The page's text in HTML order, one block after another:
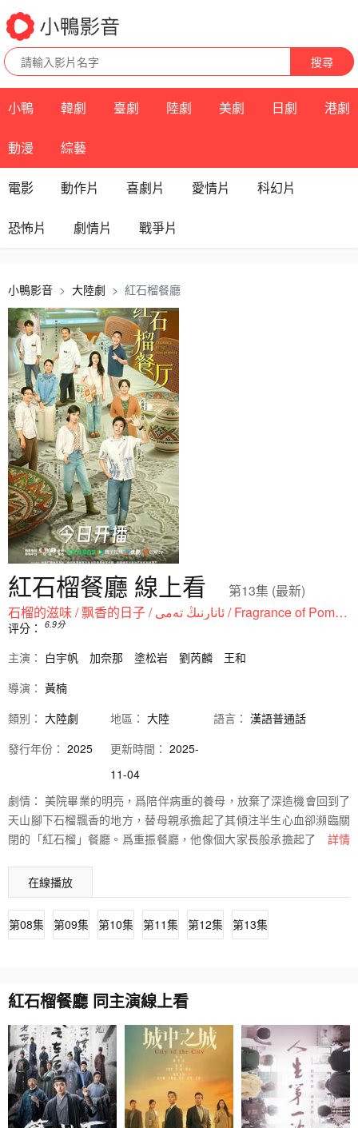
搜尋
小鴨 韓劇 臺劇 陸劇 美劇 日劇 港劇
動漫 綜藝
電影 動作片 喜劇片 愛情片 科幻片
恐怖片 劇情片 戰爭片
小鴨影音 大陸劇 紅石榴餐廳
紅石榴餐廳 線上看
第13集 (最新)
石榴的滋味 / 飘香的日子 / ئانارنىڭ تەمى / Fragrance of Pomegranates
评分： 6.9分
主演： 白宇帆 加奈那 塗松岩 劉芮麟
王和
導演： 黃楠
類別： 大陸劇 地區： 大陸 語言： 漢語普通話
發行年份： 2025 更新時間： 2025-
11-04
劇情： 美院畢業的明亮，爲陪伴病重的養母，放棄了深造機會回到了
天山腳下石榴飄香的地方，替母親承擔起了其傾注半生心血卻瀕臨關
閉的「紅石榴」餐廳。爲重振餐廳，他像個大家長般承擔起了所有的
系列事業、生活的問題，還借美食家安東之手，將「紅石榴」打造成
了品質餐廳。在此過程中，明亮不但實現了自我成長、感受著家人般
的溫暖，也從具體的生活中，感悟到了藝術創作的真諦，爲未來藝術
發展道路積蓄著力量。
詳情
在線播放
第08集 第09集 第10集 第11集 第12集 第13集
紅石榴餐廳 同主演線上看